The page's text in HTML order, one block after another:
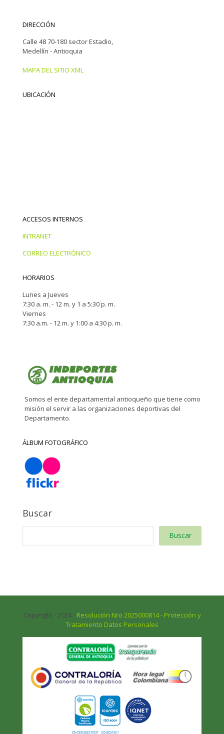
DIRECCIÓN
Calle 48 70-180 sector Estadio,
Medellín - Antioquia
MAPA DEL SITIO XML
UBICACIÓN
ACCESOS INTERNOS
INTRANET
CORREO ELECTRÓNICO
HORARIOS
Lunes a Jueves
7:30 a. m. - 12 m. y 1 a 5:30 p. m.
Viernes
7:30 a.m. - 12 m. y 1:00 a 4:30 p. m.
Somos el ente departamental antioqueño que tiene como
misión el servir a las organizaciones deportivas del
Departamento.
ÁLBUM FOTOGRÁFICO
Buscar
Buscar
Copyright - 2024 - Resolución Nro 2025000814 - Protección y
Tratamiento Datos Personales